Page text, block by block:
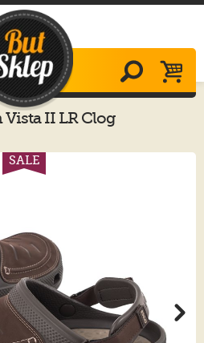
Vista II LR Clog
207689-23D
SALE